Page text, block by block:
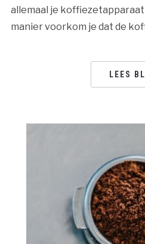
allemaal je
manier voorkom je dat de
LEES